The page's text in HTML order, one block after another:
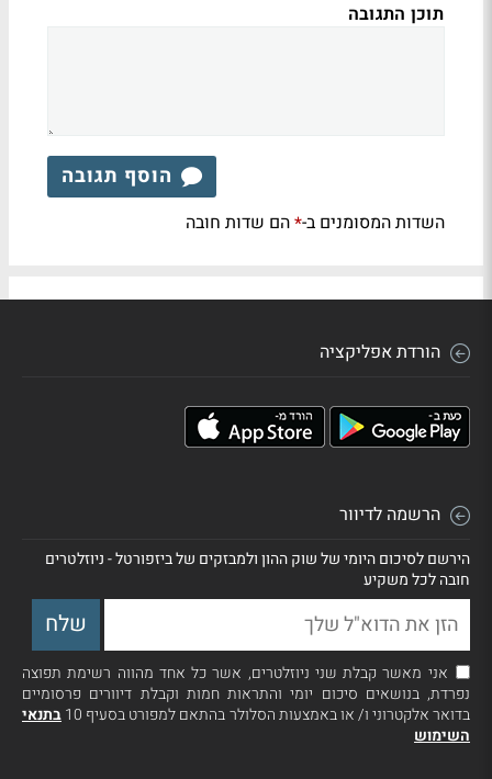
תוכן התגובה
הוסף תגובה
השדות המסומנים ב-*הם שדות חובה
הורדת אפליקציה
הרשמה לדיוור
הירשם לסיכום היומי של שוק ההון ולמבזקים של ביזפורטל - ניוזלטרים
חובה לכל משקיע
אני מאשר קבלת שני ניוזלטרים, אשר כל אחד מהווה רשימת תפוצה
נפרדת, בנושאים סיכום יומי והתראות חמות וקבלת דיוורים פרסומיים
בדואר אלקטרוני ו/ או באמצעות הסלולר בהתאם למפורט בסעיף 10
בתנאי
השימוש